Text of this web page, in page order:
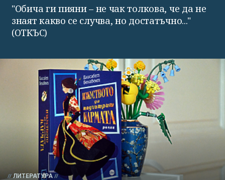
"Обича ги пияни – не чак толкова, че да не
знаят какво се случва, но достатъчно..."
(ОТКЪС)
ЛИТЕРАТУРА